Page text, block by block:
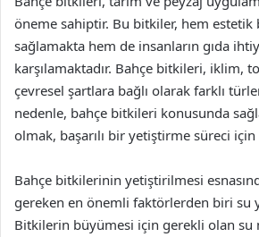
öneme sahiptir. Bu bitkiler, hem
sağlamakta hem de insanların gıda
karşılamaktadır. Bahçe bitkileri, iklim,
çevresel şartlara bağlı olarak farklı
nedenle, bahçe bitkileri konusunda
olmak, başarılı bir yetiştirme süreci
Bahçe bitkilerinin yetiştirilmesi
gereken en önemli faktörlerden biri su
Bitkilerin büyümesi için gerekli olan su